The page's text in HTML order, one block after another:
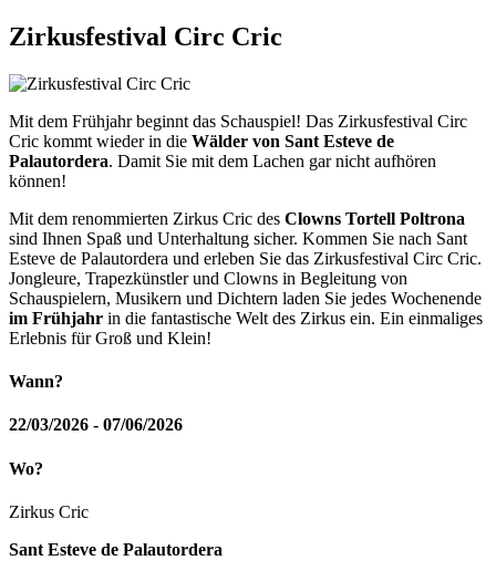
Zirkusfestival Circ Cric
Mit dem Frühjahr beginnt das Schauspiel! Das Zirkusfestival Circ
Cric kommt wieder in die Wälder von Sant Esteve de
Palautordera. Damit Sie mit dem Lachen gar nicht aufhören
können!
Mit dem renommierten Zirkus Cric des Clowns Tortell Poltrona
sind Ihnen Spaß und Unterhaltung sicher. Kommen Sie nach Sant
Esteve de Palautordera und erleben Sie das Zirkusfestival Circ Cric.
Jongleure, Trapezkünstler und Clowns in Begleitung von
Schauspielern, Musikern und Dichtern laden Sie jedes Wochenende
im Frühjahr in die fantastische Welt des Zirkus ein. Ein einmaliges
Erlebnis für Groß und Klein!
Wann?
22/03/2026 - 07/06/2026
Wo?
Zirkus Cric
Sant Esteve de Palautordera